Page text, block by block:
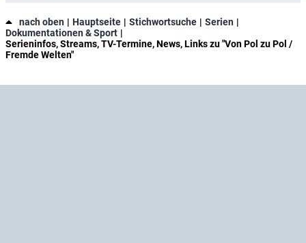
nach oben Hauptseite Stichwortsuche
Serien
Dokumentationen & Sport
Serieninfos, Streams, TV-Termine, News, Links zu "Von Pol zu Pol /
Fremde Welten"